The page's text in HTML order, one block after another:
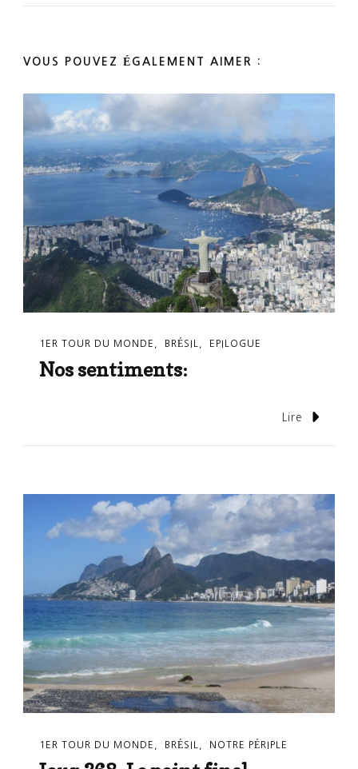
VOUS POUVEZ ÉGALEMENT AIMER :
1ER TOUR DU MONDE BRÉSIL EPILOGUE
Nos sentiments:
Lire
1ER TOUR DU MONDE BRÉSIL NOTRE PÉRIPLE